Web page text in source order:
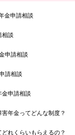
金申請相談
相談
申請相談
請相談
申請相談
害年金ってどんな制度？
れくらいもらえるの？